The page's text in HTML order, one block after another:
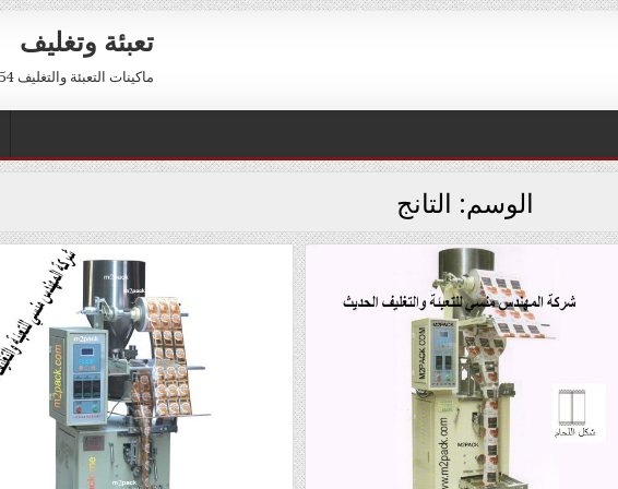
تعبئة وتغليف
ماكينات التعبئة والتغليف 01211116954 – 01211116956 – 01211116958
الوسم: التانج